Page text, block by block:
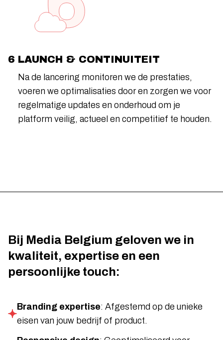
6 LAUNCH & CONTINUITEIT
Na de lancering monitoren we de prestaties,
voeren we optimalisaties door en zorgen we voor
regelmatige updates en onderhoud om je
platform veilig, actueel en competitief te houden.
Bij Media Belgium geloven we in
kwaliteit, expertise en een
persoonlijke touch:
Branding expertise: Afgestemd op de unieke
eisen van jouw bedrijf of product.